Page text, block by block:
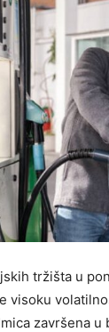
tržišta u
visoku
završena u